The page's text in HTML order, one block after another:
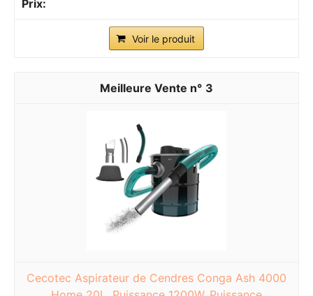
Voir le produit
3
Cecotec Aspirateur de Cendres Conga Ash 4000